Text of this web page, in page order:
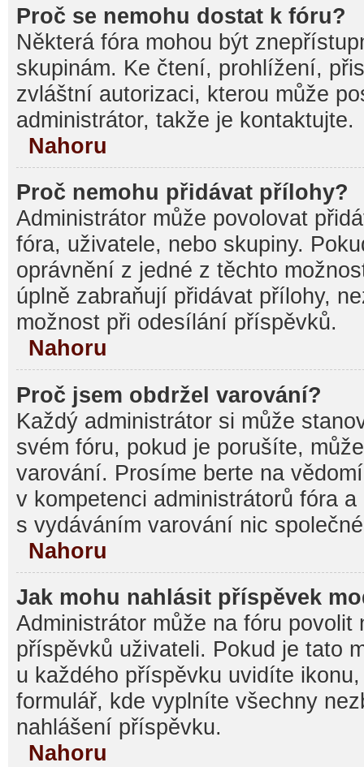
Proč se nemohu dostat k fóru?
Některá fóra mohou být
skupinám. Ke čtení, prohlížení,
zvláštní autorizaci, kterou může
administrátor, takže je kontaktujte.
Nahoru
Proč nemohu přidávat přílohy?
Administrátor může povolovat
fóra, uživatele, nebo skupiny.
oprávnění z jedné z těchto
úplně zabraňují přidávat přílohy,
možnost při odesílání příspěvků.
Nahoru
Proč jsem obdržel varování?
Každý administrátor si může
svém fóru, pokud je porušíte,
varování. Prosíme berte na
v kompetenci administrátorů fóra
s vydáváním varování nic
Nahoru
Jak mohu nahlásit příspěvek
Administrátor může na fóru povolit
příspěvků uživateli. Pokud je tato
u každého příspěvku uvidíte
formulář, kde vyplníte všechny
nahlášení příspěvku.
Nahoru